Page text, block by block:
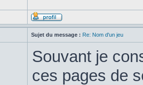
Sujet du message : Re: Nom d'un jeu
Souvant je
ces pages de